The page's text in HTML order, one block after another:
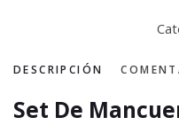
DESCRIPCIÓN
Set De